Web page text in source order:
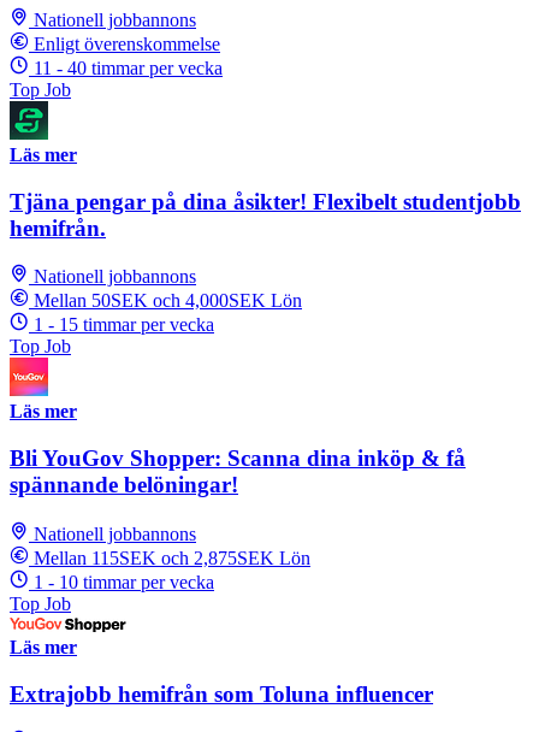
Nationell jobbannons
Enligt överenskommelse
11 - 40 timmar per vecka
Top Job
Läs mer
Tjäna pengar på dina åsikter! Flexibelt studentjobb
hemifrån.
Nationell jobbannons
Mellan 50SEK och 4,000SEK Lön
1 - 15 timmar per vecka
Top Job
Läs mer
Bli YouGov Shopper: Scanna dina inköp & få
spännande belöningar!
Nationell jobbannons
Mellan 115SEK och 2,875SEK Lön
1 - 10 timmar per vecka
Top Job
Läs mer
Extrajobb hemifrån som Toluna influencer